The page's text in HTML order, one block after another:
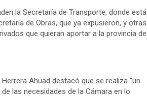
la Secretaría de Transporte, donde está
de Obras, que ya expusieron, y otras
que quieran aportar a la provincia de
Ahuad destacó que se realiza “un
las necesidades de la Cámara en lo